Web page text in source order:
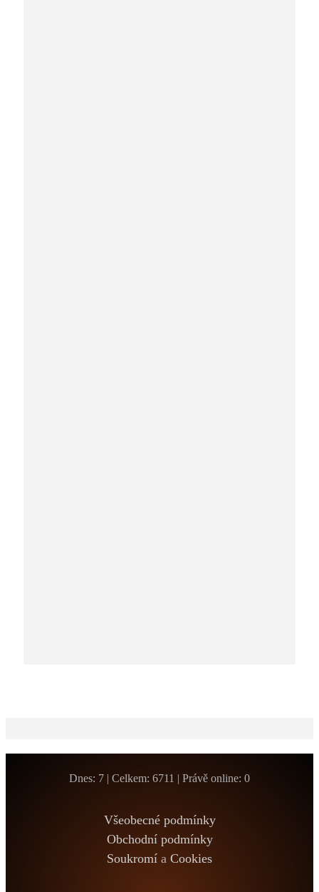
Dnes: 7 | Celkem: 6711 | Právě online: 0
Všeobecné podmínky
Obchodní podmínky
Soukromí a Cookies